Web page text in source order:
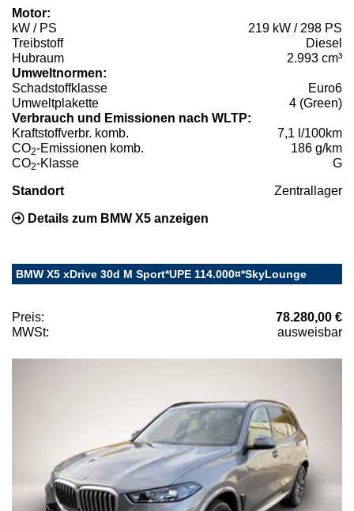
Motor:
kW / PS
219 kW / 298 PS
Treibstoff
Diesel
Hubraum
2.993 cm³
Umweltnormen:
Schadstoffklasse
Euro6
Umweltplakette
4 (Green)
Verbrauch und Emissionen nach WLTP:
Kraftstoffverbr. komb.
7,1 l/100km
CO2-Emissionen komb.
186 g/km
CO2-Klasse G
Standort Zentrallager
Details zum BMW X5 anzeigen
BMW X5 xDrive 30d M Sport*UPE 114.000¤*SkyLounge
Preis:
78.280,00 €
MWSt:
ausweisbar